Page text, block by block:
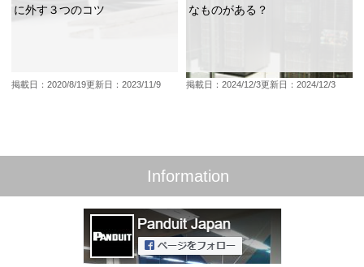
に外す３つのコツ
掲載日：2020/8/19更新日：2023/11/9
なものがある？
掲載日：2024/12/3更新日：2024/12/3
Information